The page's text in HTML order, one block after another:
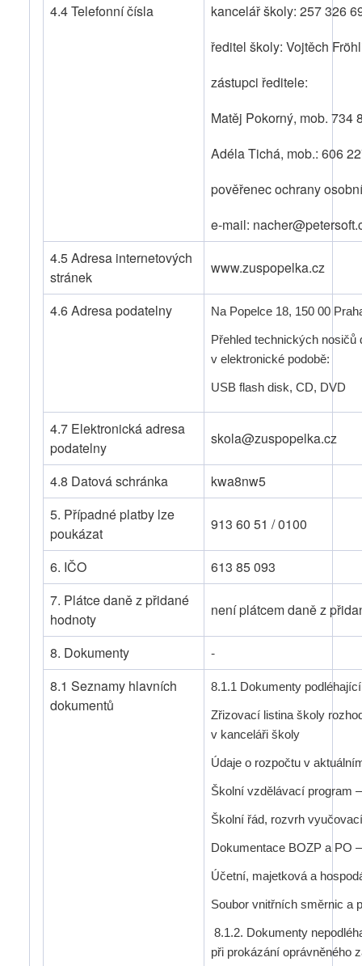
4.4 Telefonní čísla
kancelář školy: 257 326
ředitel školy: Vojtěch
zástupci ředitele:
Matěj Pokorný, mob. 734
Adéla Tichá, mob.: 606
pověřenec ochrany
e-mail:
4.5 Adresa internetových
stránek
www.zuspopelka.cz
4.6 Adresa podatelny Na Popelce 18, 150 00
Přehled technických
v elektronické podobě:
USB flash disk, CD, DVD
4.7 Elektronická adresa
podatelny
skola@zuspopelka.cz
4.8 Datová schránka
kwa8nw5
5. Případné platby lze
poukázat
913 60 51 / 0100
6. IČO
613 85 093
7. Plátce daně z přidané
hodnoty
není plátcem daně z
8. Dokumenty
-
8.1 Seznamy hlavních
dokumentů
8.1.1 Dokumenty
Zřizovací listina školy
v kanceláři školy
Údaje o rozpočtu v
Školní vzdělávací program
Školní řád, rozvrh
Dokumentace BOZP a PO
Účetní, majetková a
Soubor vnitřních směrnic a
8.1.2. Dokumenty
při prokázání oprávněného